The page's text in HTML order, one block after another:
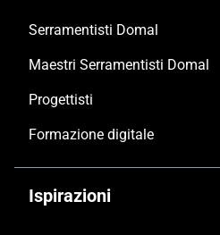
Serramentisti Domal
Maestri Serramentisti Domal
Progettisti
Formazione digitale
Ispirazioni